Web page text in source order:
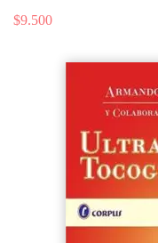
$9.500